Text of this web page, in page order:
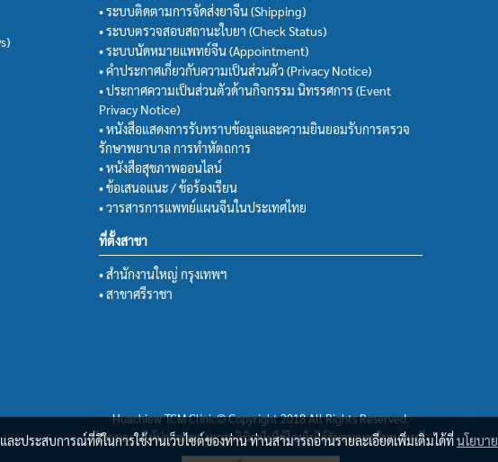
• ระบบติดตามการจัดส่งยาจีน (Shipping)
• ระบบตรวจสอบสถานะใบยา (Check Status)
• ระบบนัดหมายแพทย์จีน (Appointment)
• คำประกาศเกี่ยวกับความเป็นส่วนตัว (Privacy Notice)
• ประกาศความเป็นส่วนตัวด้านกิจกรรม นิทรรศการ (Event
Privacy Notice)
• หนังสือแสดงการรับทราบข้อมูลและความยินยอมรับการตรวจ
รักษาพยาบาล การทำหัตถการ
• หนังสือสุขภาพออนไลน์
• ข้อเสนอแนะ / ข้อร้องเรียน
• วารสารการแพทย์แผนจีนในประเทศไทย
ที่ตั้งสาขา
• สำนักงานใหญ่ กรุงเทพฯ
• สาขาศรีราชา
Huachiew TCM Clinic© Copyright 2018 All Rights Reserved.
ไม่อนุญาตให้นำภาพของทางคลินิกฯไปใช้โดยไม่ได้รับอนุญาตในทุกกรณี
ะประสบการณ์ที่ดีในการใช้งานเว็บไซต์ของท่าน ท่านสามารถอ่านรายละเอียดเพิ่มเติมได้ที่นโยบาย